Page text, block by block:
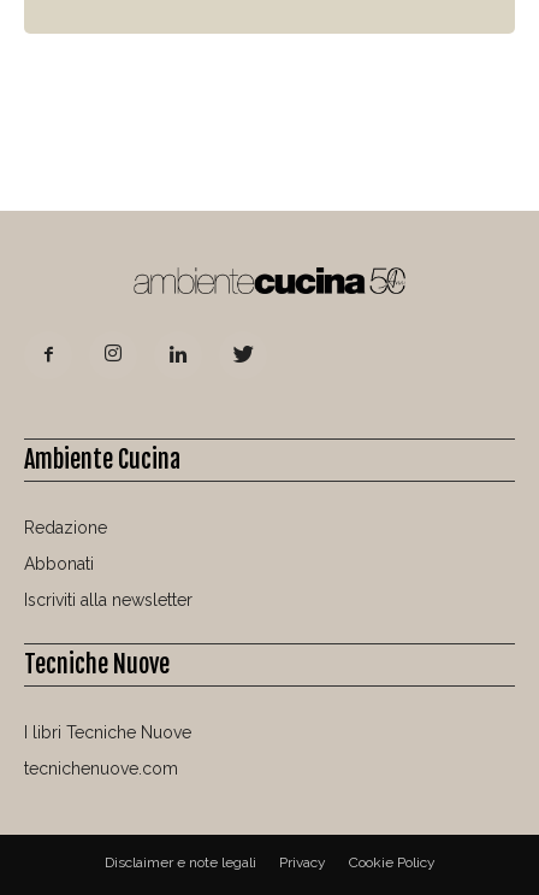
Ambiente Cucina
Redazione
Abbonati
Iscriviti alla newsletter
Tecniche Nuove
I libri Tecniche Nuove
tecnichenuove.com
Disclaimer e note legali Privacy Cookie Policy